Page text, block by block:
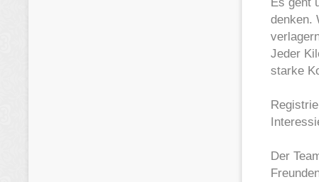
denken.
Jeder
starke
Der